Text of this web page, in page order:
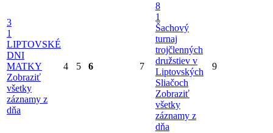
3
1
LIPTOVSKÉ
DNI
MATKY
Zobraziť
všetky
záznamy z
dňa
4 5 6 7
8
1
Šachový
turnaj
trojčlenných
družstiev v
Liptovských
Sliačoch
Zobraziť
všetky
záznamy z
dňa
9